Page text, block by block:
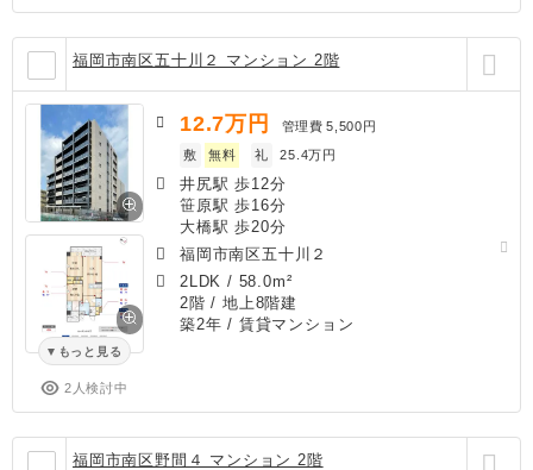
福岡市南区五十川２ マンション 2階
もっと見る
2人検討中
12.7万円 管理費 5,500円
敷
無料 礼 25.4万円
井尻駅 歩12分
笹原駅 歩16分
大橋駅 歩20分
福岡市南区五十川２
2LDK / 58.0m²
2階 / 地上8階建
築2年 / 賃貸マンション
福岡市南区野間４ マンション 2階